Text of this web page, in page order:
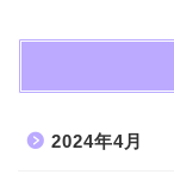
2024年4月